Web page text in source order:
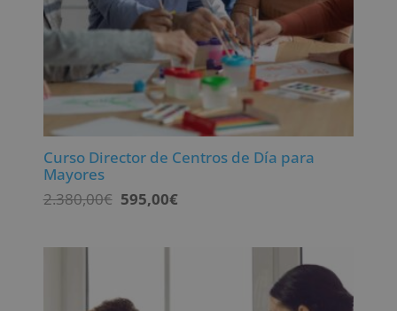
Curso Director de Centros de Día para
Mayores
2.380,00€ El
595,00€El